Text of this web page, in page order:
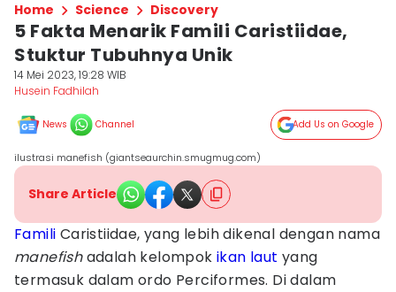
Home Science Discovery
5 Fakta Menarik Famili Caristiidae,
Stuktur Tubuhnya Unik
14 Mei 2023, 19:28 WIB
Husein Fadhilah
News Channel Add Us on Google
ilustrasi manefish (giantseaurchin.smugmug.com)
Share Article
Famili Caristiidae, yang lebih dikenal dengan nama
manefishadalah kelompok ikan laut yang
termasuk dalam ordo Perciformes. Di dalam